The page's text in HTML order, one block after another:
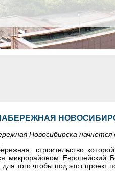
Новосибирска
строительство
микрорайоном Европейский
того чтобы под этот